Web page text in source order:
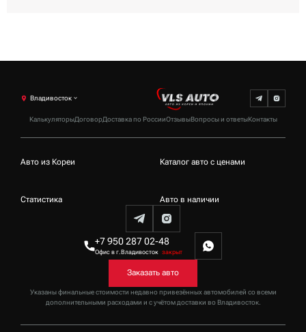
КалькуляторыДоговорДоставка по РоссииОтзывыВопросы и ответыКонтакты
Владивосток
+7 950 287 02-48
Офис в г.Владивосток закрыт
Указаны финальные стоимости недавно привезённых автомобилей со всеми
дополнительными расходами и с учётом доставки во Владивосток.
Заказать авто
Авто из Кореи Каталог авто с ценами
Статистика Авто в наличии